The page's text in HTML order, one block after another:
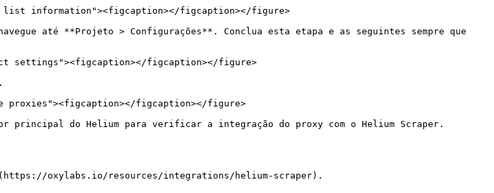
list information"><figcaption></figcaption></figure>
até **Projeto > Configurações**. Conclua esta etapa e as seguintes sempre que
settings"><figcaption></figcaption></figure>
proxies"><figcaption></figcaption></figure>
principal do Helium para verificar a integração do proxy com o Helium Scraper.
oxylabs.io/resources/integrations/helium-scraper).